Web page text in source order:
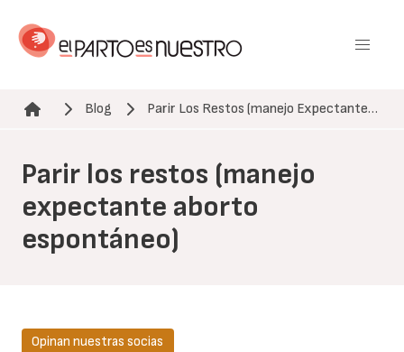
contenido
Ruta de navegación
Blog Parir Los Restos (manejo Expectante…
Parir los restos (manejo
expectante aborto
espontáneo)
Opinan nuestras socias